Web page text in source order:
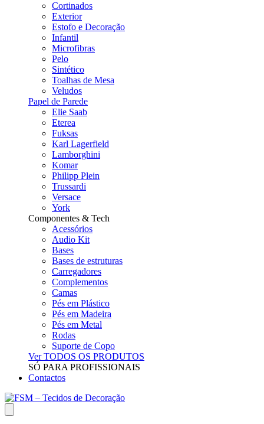
Cortinados
Exterior
Estofo e Decoração
Infantil
Microfibras
Pelo
Sintético
Toalhas de Mesa
Veludos
Papel de Parede
Elie Saab
Eterea
Fuksas
Karl Lagerfield
Lamborghini
Komar
Philipp Plein
Trussardi
Versace
York
Componentes & Tech
Acessórios
Audio Kit
Bases
Bases de estruturas
Carregadores
Complementos
Camas
Pés em Plástico
Pés em Madeira
Pés em Metal
Rodas
Suporte de Copo
Ver TODOS OS PRODUTOS
SÓ PARA PROFISSIONAIS
Contactos